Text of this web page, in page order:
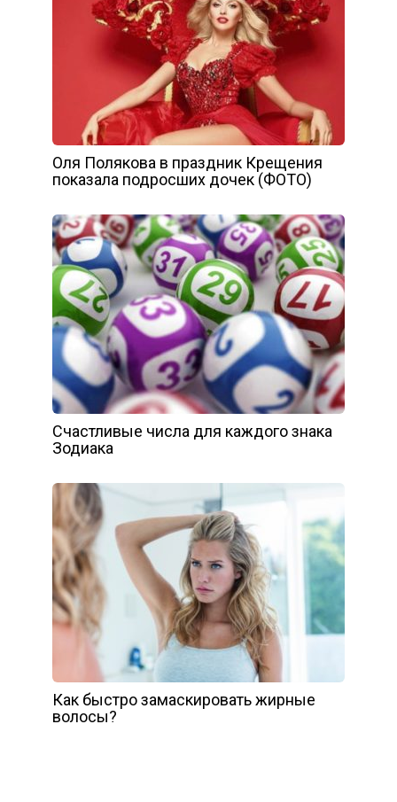
Оля Полякова в праздник Крещения
показала подросших дочек (ФОТО)
Счастливые числа для каждого знака
Зодиака
Как быстро замаскировать жирные
волосы?